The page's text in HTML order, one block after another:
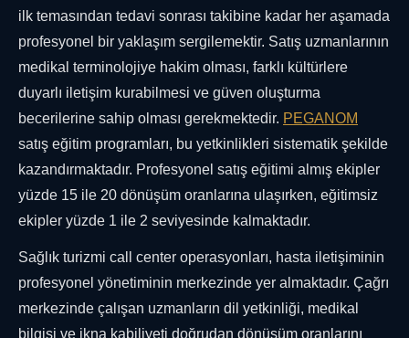
ilk temasından tedavi sonrası takibine kadar her aşamada
profesyonel bir yaklaşım sergilemektir. Satış uzmanlarının
medikal terminolojiye hakim olması, farklı kültürlere
duyarlı iletişim kurabilmesi ve güven oluşturma
becerilerine sahip olması gerekmektedir. PEGANOM
satış eğitim programları, bu yetkinlikleri sistematik şekilde
kazandırmaktadır. Profesyonel satış eğitimi almış ekipler
yüzde 15 ile 20 dönüşüm oranlarına ulaşırken, eğitimsiz
ekipler yüzde 1 ile 2 seviyesinde kalmaktadır.
Sağlık turizmi call center operasyonları, hasta iletişiminin
profesyonel yönetiminin merkezinde yer almaktadır. Çağrı
merkezinde çalışan uzmanların dil yetkinliği, medikal
bilgisi ve ikna kabiliyeti doğrudan dönüşüm oranlarını